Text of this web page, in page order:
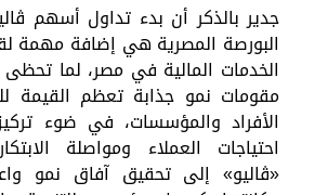
جدير بالذكر أن بدء تداول أسهم
البورصة المصرية هي إضافة مهمة
الخدمات المالية في مصر، لما
مقومات نمو جذابة تعظم القيمة
الأفراد والمؤسسات، في ضوء
احتياجات العملاء ومواصلة
«ڤاليو» إلى تحقيق آفاق نمو